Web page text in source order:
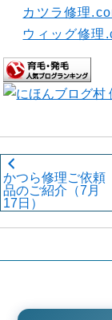
カツラ修理
ウィッグ修理
かつら修理ご依頼
品のご紹介（7月
17日）